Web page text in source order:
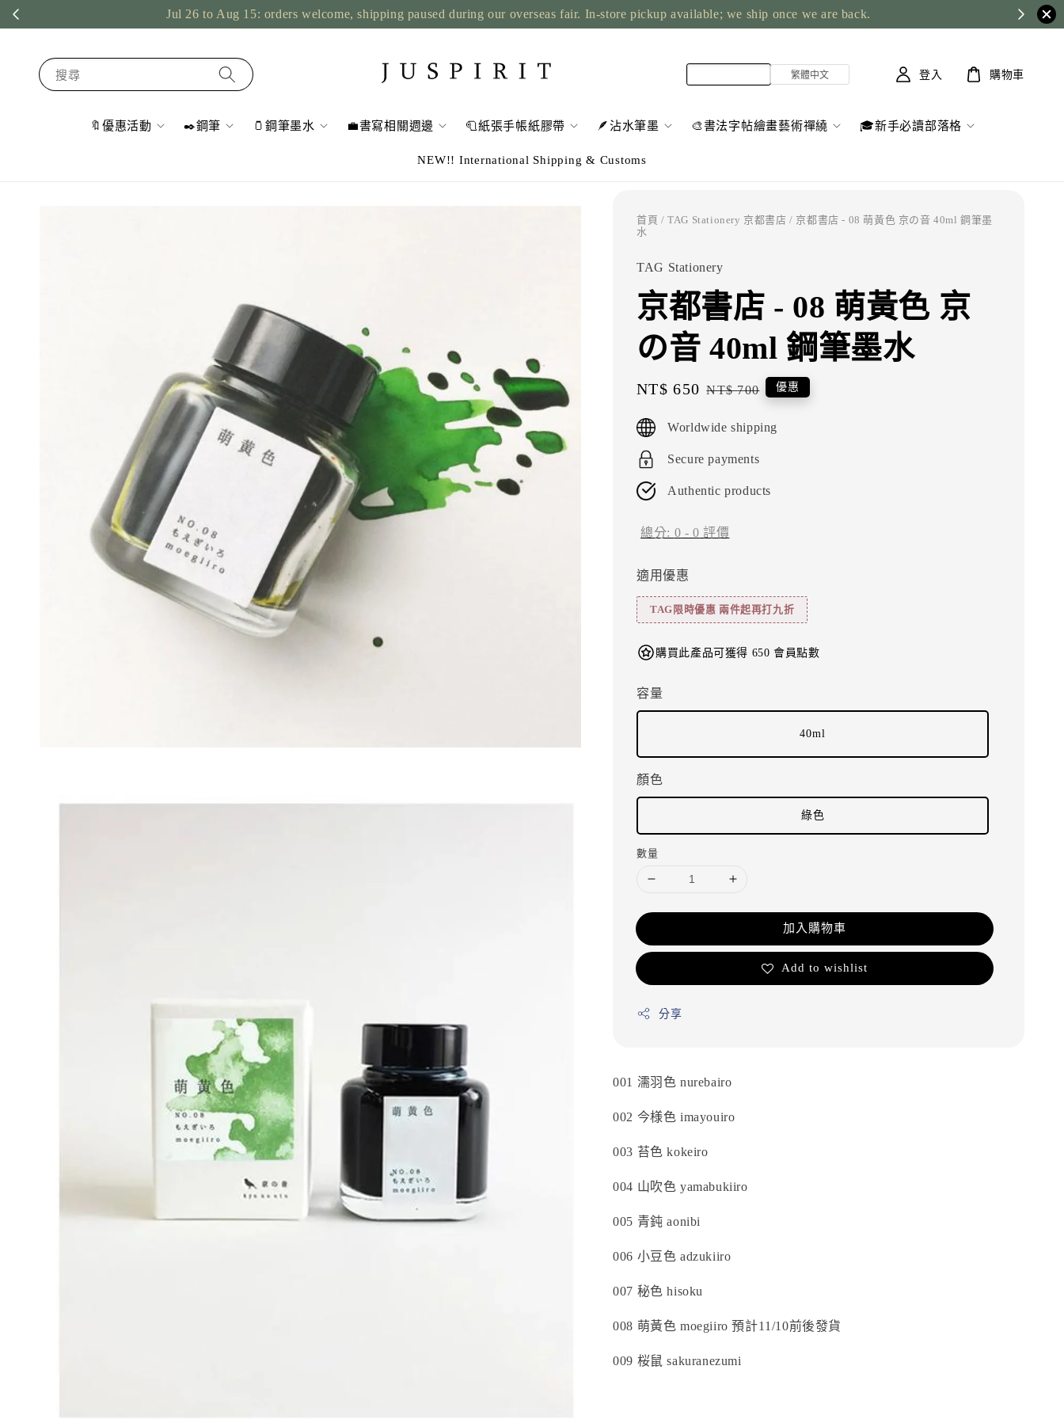
Jul 26 to Aug 15: orders welcome, shipping paused during our overseas fair. In-store pickup available; we ship once we are back.
搜尋
🔖優惠活動 ✒️鋼筆 🫙鋼筆墨水 💼書寫相關週邊 🧻紙張手帳紙膠帶 🪶沾水筆墨 🎨書法字帖繪畫藝術禪繞 🎓新手必讀部落格
NEW!! International Shipping & Customs
登入 購物車
首頁 /TAG Stationery 京都書店 / 京都書店 - 08 萌黃色 京の音 40ml 鋼筆墨
水
TAG Stationery
京都書店 - 08 萌黃色 京
の音 40ml 鋼筆墨水
Sale
NT$ 650 Regular
NT$ 700 優惠
Worldwide shipping
Secure payments
Authentic products
總分: 0 -0 評價
適用優惠
TAG限時優惠 兩件起再打九折
購買此產品可獲得 650 會員點數
容量
40ml
顏色
綠色
數量
加入購物車
Add to wishlist
分享
001 濡羽色 nurebairo
002 今様色 imayouiro
003 苔色 kokeiro
004 山吹色 yamabukiiro
005 青鈍 aonibi
006 小豆色 adzukiiro
007 秘色 hisoku
008 萌黃色 moegiiro 預計11/10前後發貨
009 桜鼠 sakuranezumi